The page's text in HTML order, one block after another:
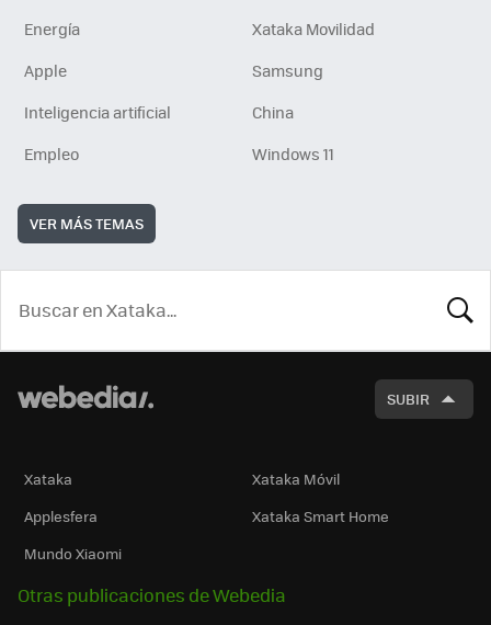
Energía
Xataka Movilidad
Apple
Samsung
Inteligencia artificial
China
Empleo
Windows 11
VER MÁS TEMAS
SUBIR
Xataka
Xataka Móvil
Applesfera
Xataka Smart Home
Mundo Xiaomi
Otras publicaciones de Webedia